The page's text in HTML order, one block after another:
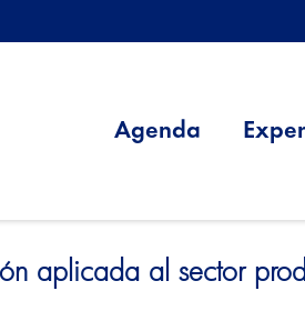
Agenda
aplicada al sector